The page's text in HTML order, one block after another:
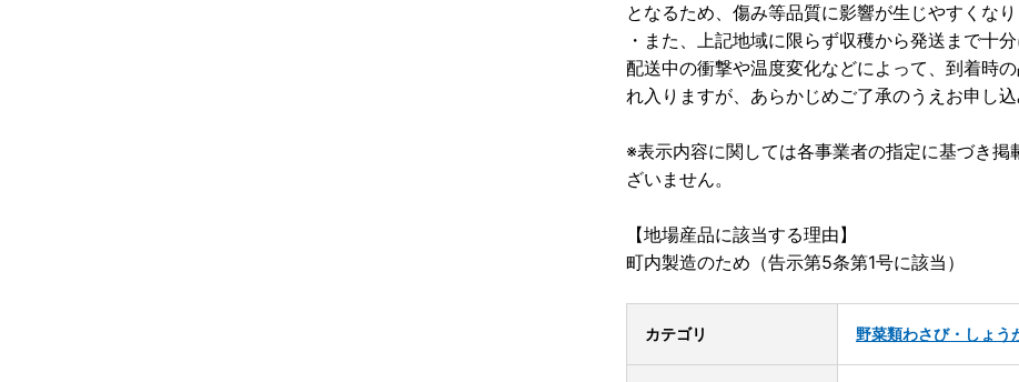
となるため、傷み等品質に影響が生じやすくなり
・また、上記地域に限らず収穫から発送まで十
配送中の衝撃や温度変化などによって、到着時
れ入りますが、あらかじめご了承のうえお申し込
※表示内容に関しては各事業者の指定に基づき
ざいません。
【地場産品に該当する理由】
町内製造のため（告示第5条第1号に該当）
カテゴリ 野菜類わさび・しょう